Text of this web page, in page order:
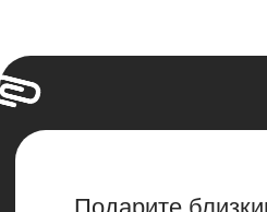
Закажите звонок
И мы с Вами свяжемся
в самое ближайшее время!